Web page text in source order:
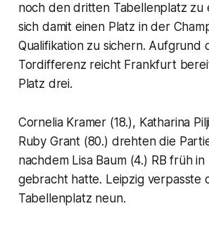
noch den dritten Tabellenplatz zu
sich damit einen Platz in der
Qualifikation zu sichern. Aufgrund
Tordifferenz reicht Frankfurt
Platz drei.
Cornelia Kramer (18.), Katharina
Ruby Grant (80.) drehten die
nachdem Lisa Baum (4.) RB früh
gebracht hatte. Leipzig verpasste
Tabellenplatz neun.